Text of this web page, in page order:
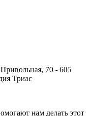
70 - 605
Триас
нам делать этот